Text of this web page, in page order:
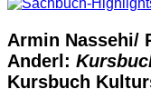
Armin Nassehi/
Anderl:
Kursbuch